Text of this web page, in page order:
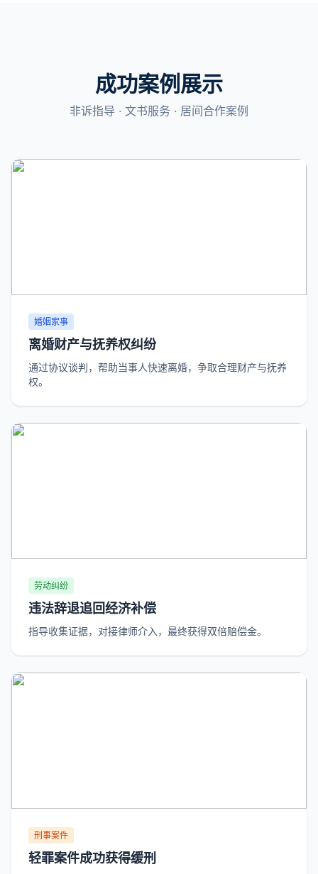
成功案例展示
非诉指导 · 文书服务 · 居间合作案例
婚姻家事
离婚财产与抚养权纠纷
通过协议谈判，帮助当事人快速离婚，争取合理财产与抚养
权。
劳动纠纷
违法辞退追回经济补偿
指导收集证据，对接律师介入，最终获得双倍赔偿金。
刑事案件
轻罪案件成功获得缓刑